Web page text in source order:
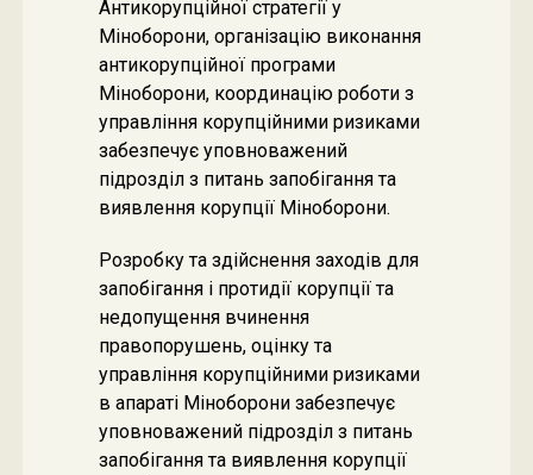
Антикорупційної стратегії у
Міноборони, організацію виконання
антикорупційної програми
Міноборони, координацію роботи з
управління корупційними ризиками
забезпечує уповноважений
підрозділ з питань запобігання та
виявлення корупції Міноборони.
Розробку та здійснення заходів для
запобігання і протидії корупції та
недопущення вчинення
правопорушень, оцінку та
управління корупційними ризиками
в апараті Міноборони забезпечує
уповноважений підрозділ з питань
запобігання та виявлення корупції